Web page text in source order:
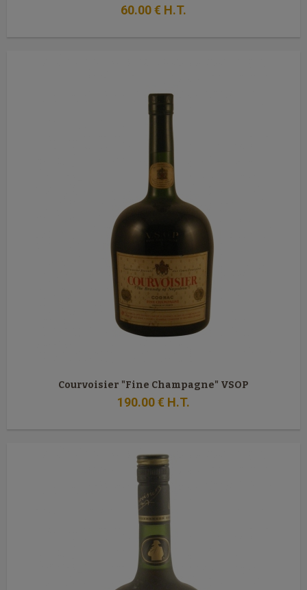
60.00€ H.T.
Courvoisier "Fine Champagne" VSOP
190.00€ H.T.